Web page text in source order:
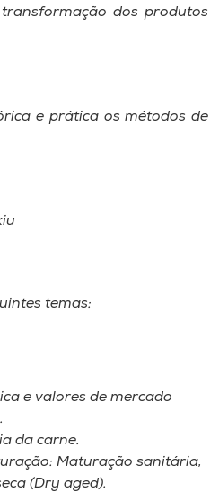
dos produtos
e prática os métodos de
temas:
e valores de mercado
da carne.
Maturação sanitária,
(Dry aged).